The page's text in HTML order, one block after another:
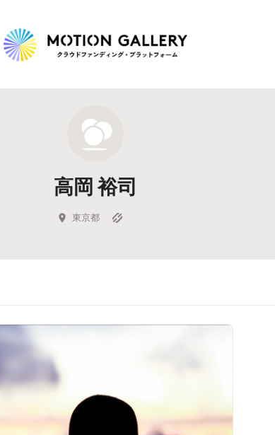
新着プロジェクト
Feature
キュレーターから探す
高岡 裕司
東京都